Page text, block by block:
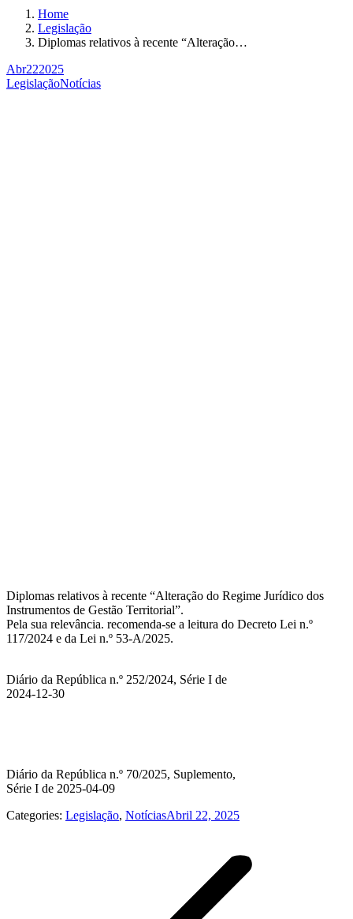
Home
Legislação
Diplomas relativos à recente “Alteração…
Abr222025
LegislaçãoNotícias
Diplomas relativos à recente “Alteração do Regime Jurídico dos
Instrumentos de Gestão Territorial”.
Pela sua relevância. recomenda-se a leitura do Decreto Lei n.º
117/2024 e da Lei n.º 53-A/2025.
Diário da República n.º 252/2024, Série I de
2024-12-30
Diário da República n.º 70/2025, Suplemento,
Série I de 2025-04-09
Categories: Legislação, NotíciasAbril 22, 2025